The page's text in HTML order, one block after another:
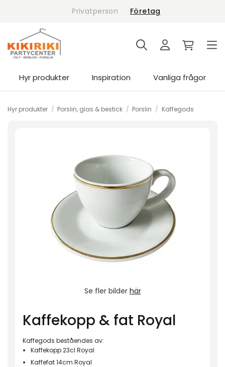
Privatperson Företag
Hyr produkter Inspiration Vanliga frågor
Hyr produkter / Porslin, glas & bestick / Porslin / Kaffegods
Se fler bilder här
Kaffekopp & fat Royal
Kaffegods beståendes av:
Kaffekopp 23cl Royal
Kaffefat 14cm Royal